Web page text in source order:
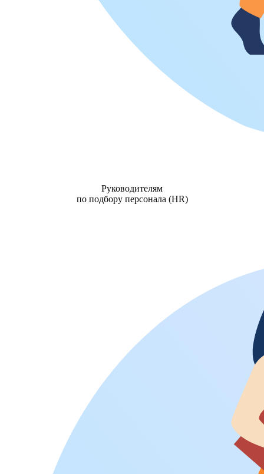
Руководителям
по подбору персонала (HR)